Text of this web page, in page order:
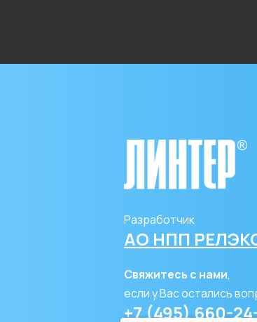
Разработчик
АО НПП
Свяжитесь с нами,
если у Вас остались
+7 (495) 660-